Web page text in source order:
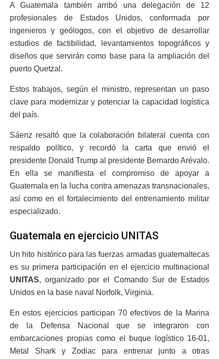
A Guatemala también arribó una delegación de 12
profesionales de Estados Unidos, conformada por
ingenieros y geólogos, con el objetivo de desarrollar
estudios de factibilidad, levantamientos topográficos y
diseños que servirán como base para la ampliación del
puerto Quetzal.
Estos trabajos, según el ministro, representan un paso
clave para modernizar y potenciar la capacidad logística
del país.
Sáenz resaltó que la colaboración bilateral cuenta con
respaldo político, y recordó la carta que envió el
presidente Donald Trump al presidente Bernardo Arévalo.
En ella se manifiesta el compromiso de apoyar a
Guatemala en la lucha contra amenazas transnacionales,
así como en el fortalecimiento del entrenamiento militar
especializado.
Guatemala en ejercicio UNITAS
Un hito histórico para las fuerzas armadas guatemaltecas
es su primera participación en el ejercicio multinacional
UNITAS, organizado por el Comando Sur de Estados
Unidos en la base naval Norfolk, Virginia.
En estos ejercicios participan 70 efectivos de la Marina
de la Defensa Nacional que se integraron con
embarcaciones propias como el buque logístico 16-01,
Metal Shark y Zodiac para entrenar junto a otras